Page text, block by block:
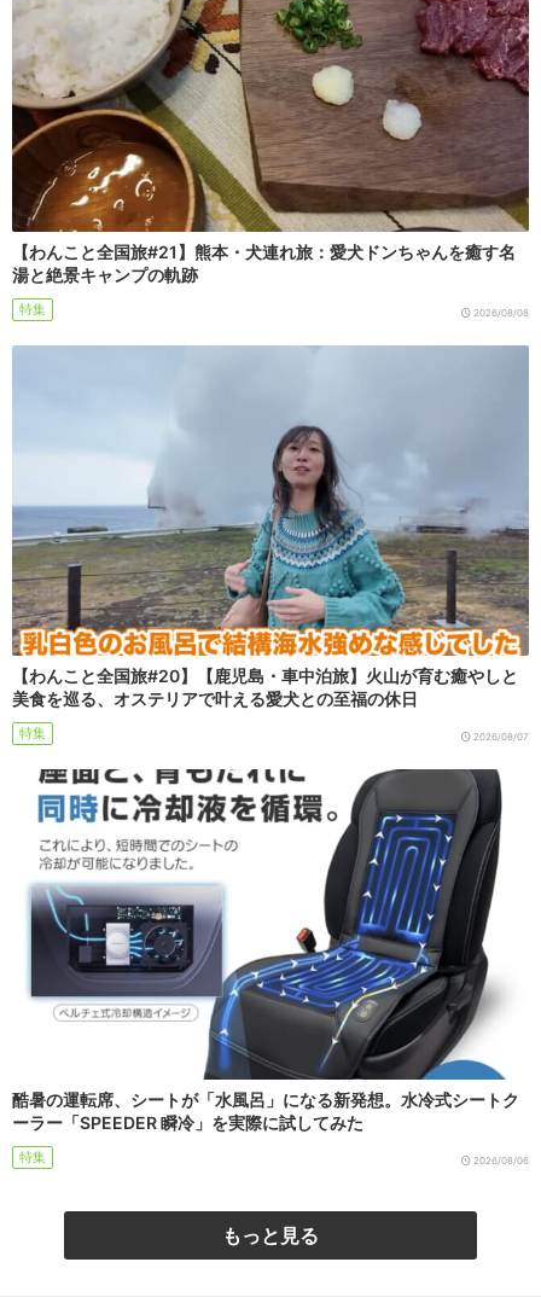
【わんこと全国旅#21】熊本・犬連れ旅：愛犬ドンちゃんを癒す名
湯と絶景キャンプの軌跡
特集 2026/08/08
【わんこと全国旅#20】【鹿児島・車中泊旅】火山が育む癒やしと
美食を巡る、オステリアで叶える愛犬との至福の休日
特集 2026/08/07
酷暑の運転席、シートが「水風呂」になる新発想。水冷式シートク
ーラー「SPEEDER 瞬冷」を実際に試してみた
特集 2026/08/06
もっと見る